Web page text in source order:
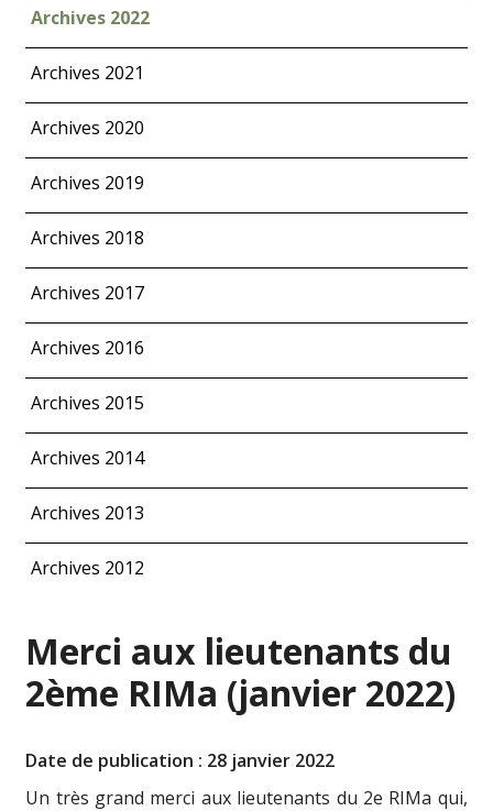
Archives 2022
Archives 2021
Archives 2020
Archives 2019
Archives 2018
Archives 2017
Archives 2016
Archives 2015
Archives 2014
Archives 2013
Archives 2012
Merci aux lieutenants du
2ème RIMa (janvier 2022)
Date de publication : 28 janvier 2022
Un très grand merci aux lieutenants du 2e RIMa qui,